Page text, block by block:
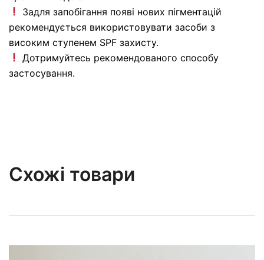
Задля запобігання появі нових пігментацій
рекомендується використовувати засоби з
високим ступенем SPF захисту.
Дотримуйтесь рекомендованого способу
застосування.
Схожі товари